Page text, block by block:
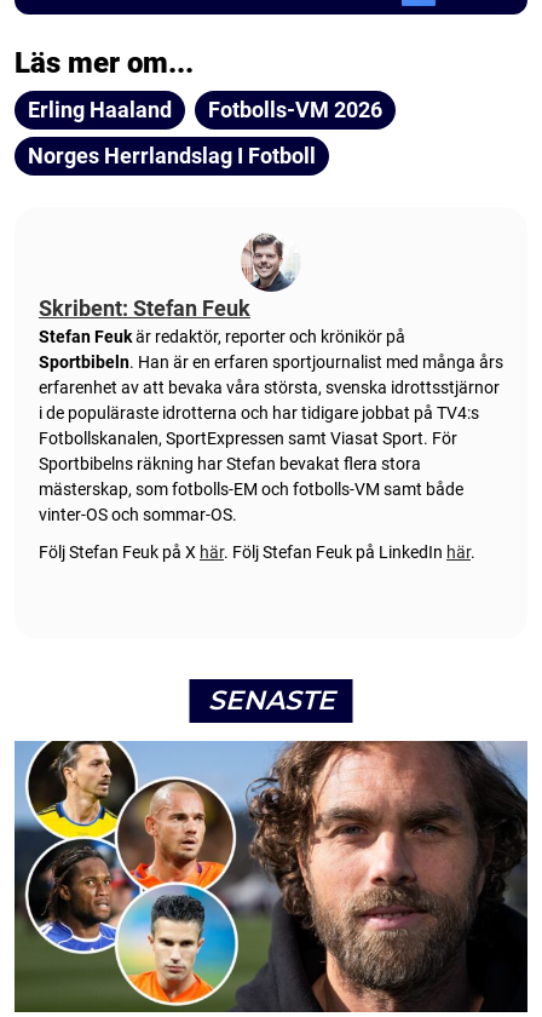
Läs mer om...
Erling Haaland
Fotbolls-VM 2026
Norges Herrlandslag I Fotboll
Skribent: Stefan Feuk
Stefan Feukär redaktör, reporter och krönikör på
Sportbibeln. Han är en erfaren sportjournalist med många års
erfarenhet av att bevaka våra största, svenska idrottsstjärnor
i de populäraste idrotterna och har tidigare jobbat på TV4:s
Fotbollskanalen, SportExpressen samt Viasat Sport. För
Sportbibelns räkning har Stefan bevakat flera stora
mästerskap, som fotbolls-EM och fotbolls-VM samt både
vinter-OS och sommar-OS.
Följ Stefan Feuk på X här. Följ Stefan Feuk på LinkedIn här.
SENASTE